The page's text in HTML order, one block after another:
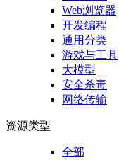
Web浏览器
开发编程
通用分类
游戏与工具
大模型
安全杀毒
网络传输
资源类型
全部